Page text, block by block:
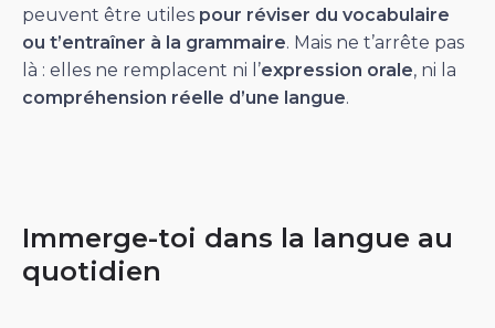
peuvent être utiles pour réviser du vocabulaire
ou t’entraîner à la grammaire. Mais ne t’arrête pas
là : elles ne remplacent ni l’expression orale, ni la
compréhension réelle d’une langue.
Immerge-toi dans la langue au
quotidien